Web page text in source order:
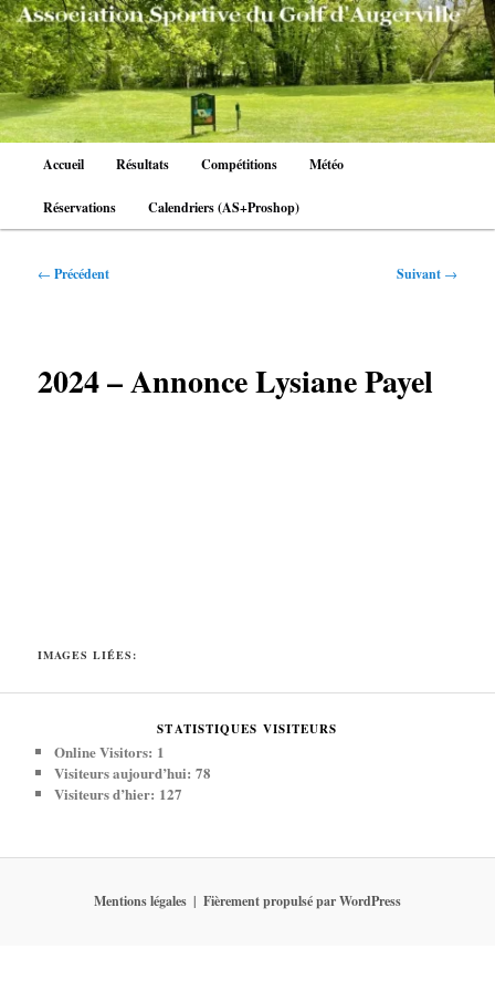
Aller
au
contenu
principal
Accueil Résultats Compétitions Météo
Réservations Calendriers (AS+Proshop)
Navigation
← Précédent Suivant →
2024 – Annonce Lysiane Payel
IMAGES LIÉES:
STATISTIQUES VISITEURS
Online Visitors: 1
Visiteurs aujourd’hui:78
Visiteurs d’hier: 127
Mentions légales Fièrement propulsé par WordPress